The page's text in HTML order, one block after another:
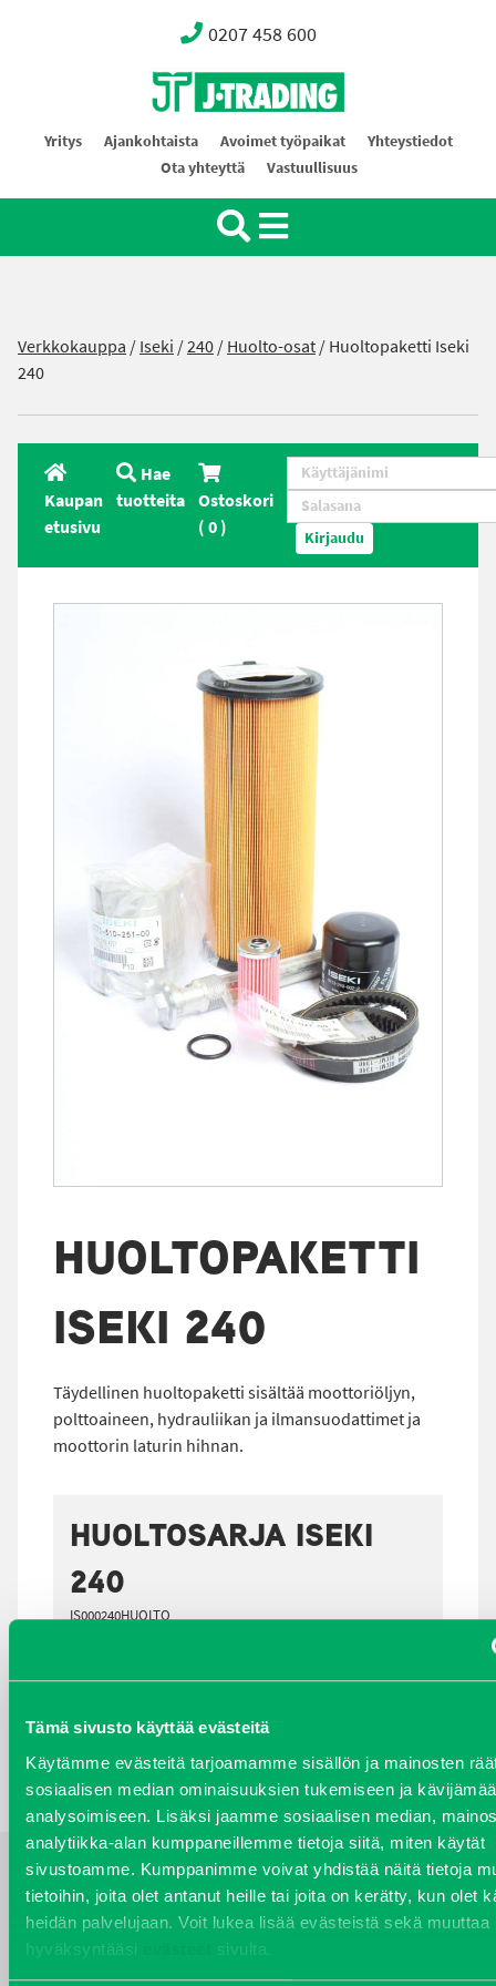
Tämä sivusto käyttää evästeitä
Käytämme evästeitä tarjoamamme sisällön ja mainosten
sosiaalisen median ominaisuuksien tukemiseen ja
analysoimiseen. Lisäksi jaamme sosiaalisen median,
analytiikka-alan kumppaneillemme tietoja siitä, miten käytät
sivustoamme. Kumppanimme voivat yhdistää näitä tietoja
tietoihin, joita olet antanut heille tai joita on kerätty, kun olet
heidän palvelujaan. Voit lukea lisää evästeistä sekä muuttaa
hyväksyntääsi
sivulta.
0207 458 600
Oy J-Trading Ab
Yritys Ajankohtaista Avoimet työpaikat
Yhteystiedot
Ota yhteyttä
Vastuullisuus
Verkkokauppa /Iseki /240/Huolto-osat/ Huoltopaketti Iseki
240
Kaupan
etusivu
Hae
tuotteita Ostoskori
(0) Kirjaudu
HUOLTOPAKETTI
ISEKI 240
Täydellinen huoltopaketti sisältää moottoriöljyn,
polttoaineen, hydrauliikan ja ilmansuodattimet ja
moottorin laturin hihnan.
HUOLTOSARJA ISEKI
240
IS000240HUOLTO
TAKAISIN HAKUEHTOIHIN
YHTEYSTIEDOT